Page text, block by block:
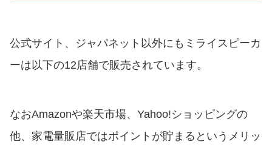
公式サイト、ジャパネット以外にもミライスピーカ
ーは以下の12店舗で販売されています。
なおAmazonや楽天市場、Yahoo!ショッピングの
他、家電量販店ではポイントが貯まるというメリッ